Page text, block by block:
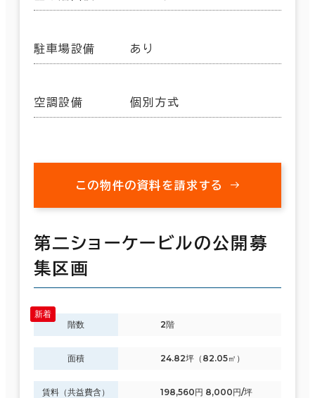
駐車場設備 あり
空調設備 個別方式
この物件の資料を請求する
第二ショーケービルの公開募
集区画
階数 2階
面積 24.82坪（82.05㎡）
賃料（共益費含） 198,560円 8,000円/坪